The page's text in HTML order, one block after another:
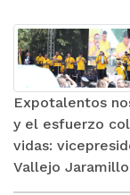
Expotalentos
y el esfuerzo
vidas:
Vallejo Jaramillo